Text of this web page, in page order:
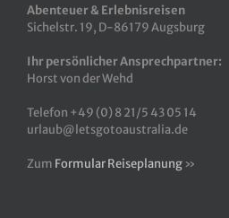
Abenteuer & Erlebnisreisen
Sichelstr. 19, D-86179 Augsburg
Ihr persönlicher Ansprechpartner:
Horst von der Wehd
Telefon +49 (0) 8 21/5 43 05 14
urlaub@letsgotoaustralia.de
Zum Formular Reiseplanung »